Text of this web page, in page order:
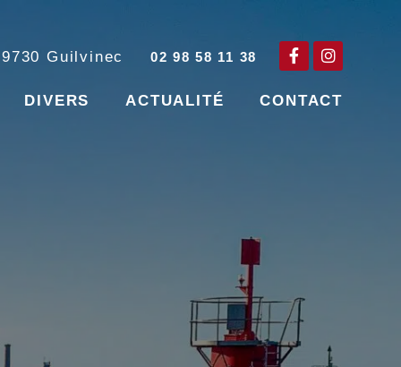
Guilvinec 02 98 58 11 38
DIVERS ACTUALITÉ CONTACT